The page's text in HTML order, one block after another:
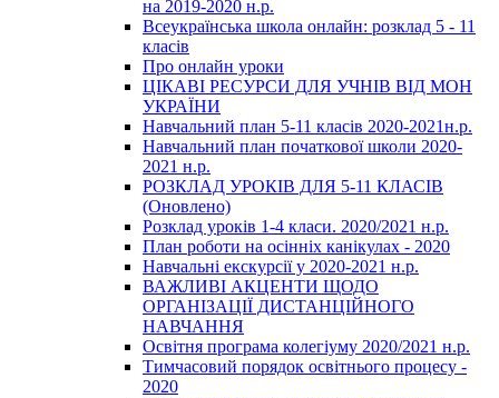
на 2019-2020 н.р.
Всеукраїнська школа онлайн: розклад 5 - 11
класів
Про онлайн уроки
ЦІКАВІ РЕСУРСИ ДЛЯ УЧНІВ ВІД МОН
УКРАЇНИ
Навчальний план 5-11 класів 2020-2021н.р.
Навчальний план початкової школи 2020-
2021 н.р.
РОЗКЛАД УРОКІВ ДЛЯ 5-11 КЛАСІВ
(Оновлено)
Розклад уроків 1-4 класи. 2020/2021 н.р.
План роботи на осінніх канікулах - 2020
Навчальні екскурсії у 2020-2021 н.р.
ВАЖЛИВІ АКЦЕНТИ ЩОДО
ОРГАНІЗАЦІЇ ДИСТАНЦІЙНОГО
НАВЧАННЯ
Освітня програма колегіуму 2020/2021 н.р.
Тимчасовий порядок освітнього процесу -
2020